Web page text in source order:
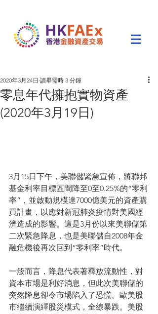
零息年代擁抱實物資產
(2020年3月19日)
2020年3月24日 讀畢需時 3 分鐘
3月15日下午，美聯儲緊急宣佈，將聯邦
基金利率目標區間降至0至0.25%的“零利
率”，並啟動規模達7000億美元的資產購
買計畫，以應對新冠肺炎疫情對美國經
濟造成的影響。這是3月份以來美聯儲第
二次緊急降息，也是美聯儲自2008年金
融危機後再次回到“零利率”時代。
一般而言，降息代表著釋放流動性，對
資本市場是利好消息，但此次美聯儲的
突然降息卻令市場陷入了恐慌。歐美股
市繼續演繹股災模式，全線暴跌。美股